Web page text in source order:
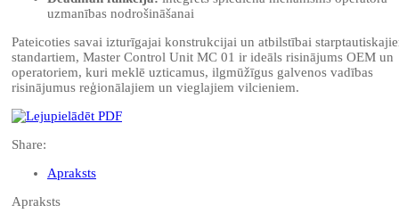
uzmanības nodrošināšanai
Pateicoties savai izturīgajai konstrukcijai un atbilstībai
standartiem, Master Control Unit MC 01 ir ideāls risinājums OEM un
operatoriem, kuri meklē uzticamus, ilgmūžīgus galvenos vadības
risinājumus reģionālajiem un vieglajiem vilcieniem.
Share:
Apraksts
Apraksts